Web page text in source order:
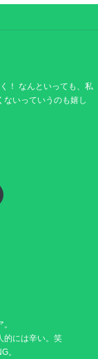
！ なんといっても、私
いっていうのも嬉し
的には辛い。笑
。